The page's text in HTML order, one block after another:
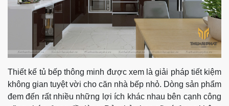
Thiết kế tủ bếp thông minh được xem là giải pháp tiết kiệm
không gian tuyệt vời cho căn nhà bếp nhỏ. Dòng sản phẩm
đem đến rất nhiều những lợi ích khác nhau bên cạnh công